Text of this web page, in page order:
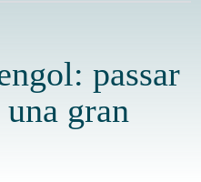
passar
gran